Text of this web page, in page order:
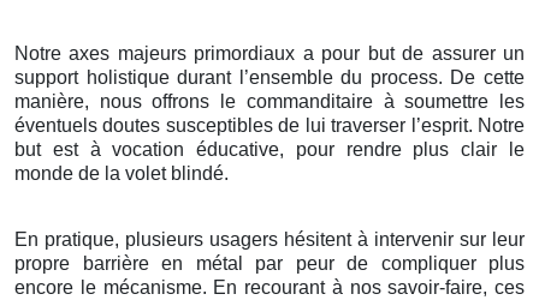
Notre axes majeurs primordiaux a pour but de assurer un
support holistique durant l’ensemble du process. De cette
manière, nous offrons le commanditaire à soumettre les
éventuels doutes susceptibles de lui traverser l’esprit. Notre
but est à vocation éducative, pour rendre plus clair le
monde de la volet blindé.
En pratique, plusieurs usagers hésitent à intervenir sur leur
propre barrière en métal par peur de compliquer plus
encore le mécanisme. En recourant à nos savoir-faire, ces